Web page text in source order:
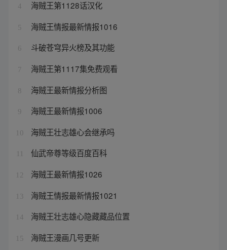
4 海贼王第1128话汉化
5 海贼王情报最新情报1016
6 斗破苍穹异火榜及其功能
7 海贼王第1117集免费观看
8 海贼王最新情报分析图
9 海贼王最新情报1006
10 海贼王壮志雄心会继承吗
仙武帝尊等级百度百科
12 海贼王最新情报1026
13 海贼王情报最新情报1021
14 海贼王壮志雄心隐藏藏品位置
15 海贼王漫画几号更新